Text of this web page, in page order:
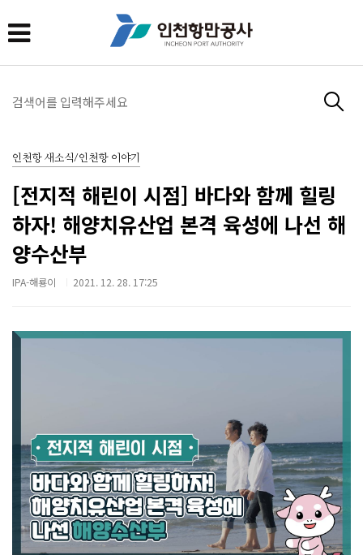
인천항 새소식/인천항 이야기
[전지적 해린이 시점] 바다와 함께 힐링
하자! 해양치유산업 본격 육성에 나선 해
양수산부
IPA-해룡이 2021. 12. 28. 17:25